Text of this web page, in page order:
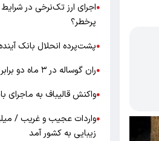
●اجرای ارز تک‌نرخی در
پرخطر؟
●پشت‌پرده انحلال بانک
●ران گوساله در ۳ ماه دو برابر شد؛ کسی حواسش هست؟
●واکنش قالیباف به ماجرای
●واردات عجیب و غریب /
زیبایی به کشور آمد